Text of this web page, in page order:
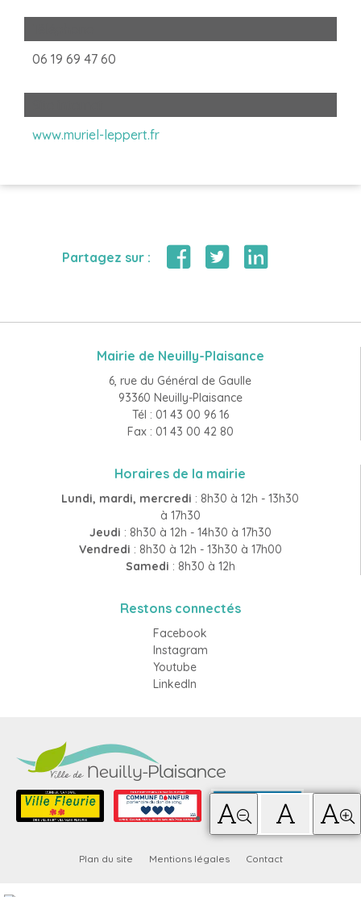
06 19 69 47 60
www.muriel-leppert.fr
Partagez sur :
Mairie de Neuilly-Plaisance
6, rue du Général de Gaulle
93360 Neuilly-Plaisance
Tél : 01 43 00 96 16
Fax : 01 43 00 42 80
Horaires de la mairie
Lundi, mardi, mercredi : 8h30 à 12h - 13h30
à 17h30
Jeudi : 8h30 à 12h - 14h30 à 17h30
Vendredi : 8h30 à 12h - 13h30 à 17h00
Samedi : 8h30 à 12h
Restons connectés
Facebook
Instagram
Youtube
LinkedIn
Plan du site Mentions légales Contact